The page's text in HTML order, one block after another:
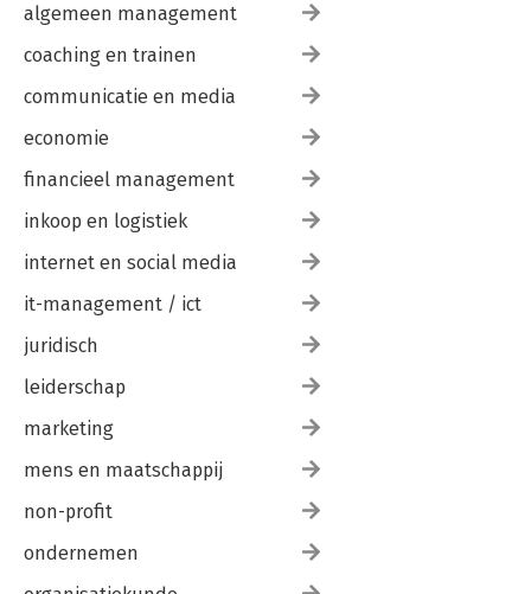
algemeen management
coaching en trainen
communicatie en media
economie
financieel management
inkoop en logistiek
internet en social media
it-management / ict
juridisch
leiderschap
marketing
mens en maatschappij
non-profit
ondernemen